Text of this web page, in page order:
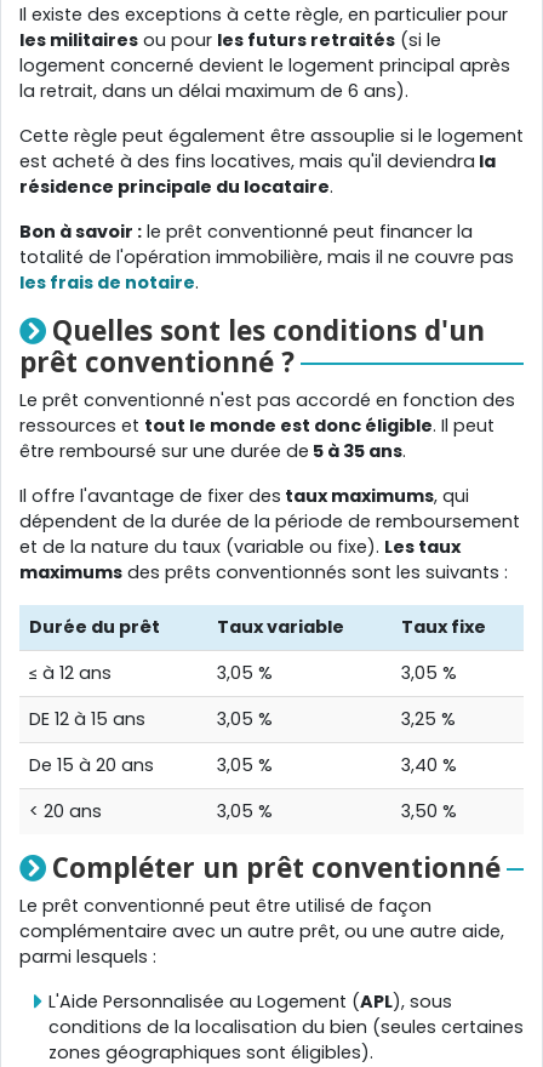
Il existe des exceptions à cette règle, en particulier pour
les militaires ou pour les futurs retraités (si le
logement concerné devient le logement principal après
la retrait, dans un délai maximum de 6 ans).
Cette règle peut également être assouplie si le logement
est acheté à des fins locatives, mais qu'il deviendra la
résidence principale du locataire.
Bon à savoir : le prêt conventionné peut financer la
totalité de l'opération immobilière, mais il ne couvre pas
les frais de notaire.
Quelles sont les conditions d'un
prêt conventionné ?
Le prêt conventionné n'est pas accordé en fonction des
ressources et tout le monde est donc éligible. Il peut
être remboursé sur une durée de 5 à 35 ans.
Il offre l'avantage de fixer des taux maximums, qui
dépendent de la durée de la période de remboursement
et de la nature du taux (variable ou fixe). Les taux
maximums des prêts conventionnés sont les suivants :
Durée du prêt Taux variable
Taux fixe
≤ à 12 ans
3,05 %
3,05 %
DE 12 à 15 ans
3,05 %
3,25 %
De 15 à 20 ans
3,05 %
3,40 %
< 20 ans
3,05 % 3,50 %
Compléter un prêt conventionné
Le prêt conventionné peut être utilisé de façon
complémentaire avec un autre prêt, ou une autre aide,
parmi lesquels :
L'Aide Personnalisée au Logement (APL), sous
conditions de la localisation du bien (seules certaines
zones géographiques sont éligibles).